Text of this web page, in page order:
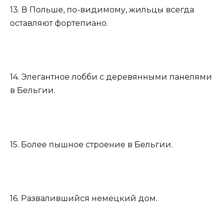
13. В Польше, по-видимому, жильцы всегда
оставляют фортепиано.
14. Элегантное лобби с деревянными панелями
в Бельгии.
15. Более пышное строение в Бельгии.
16. Развалившийся немецкий дом.